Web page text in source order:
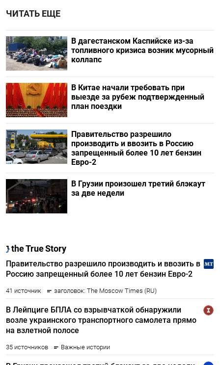
ЧИТАТЬ ЕЩЕ
В дагестанском Каспийске из-за
топливного кризиса возник мусорный
коллапс
В Китае начали требовать при
выезде за рубеж подтвержденный
план поездки
Правительство разрешило
производить и ввозить в Россию
запрещенный более 10 лет бензин
Евро-2
В Грузии произошел третий блэкаут
за две недели